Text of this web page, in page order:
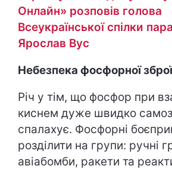
Онлайн» розповів голова
Всеукраїнської спілки
Ярослав Вус
Небезпека фосфорної зброї
Річ у тім, що фосфор при
киснем дуже швидко
спалахує. Фосфорні
розділити на групи: ручні
авіабомби, ракети та